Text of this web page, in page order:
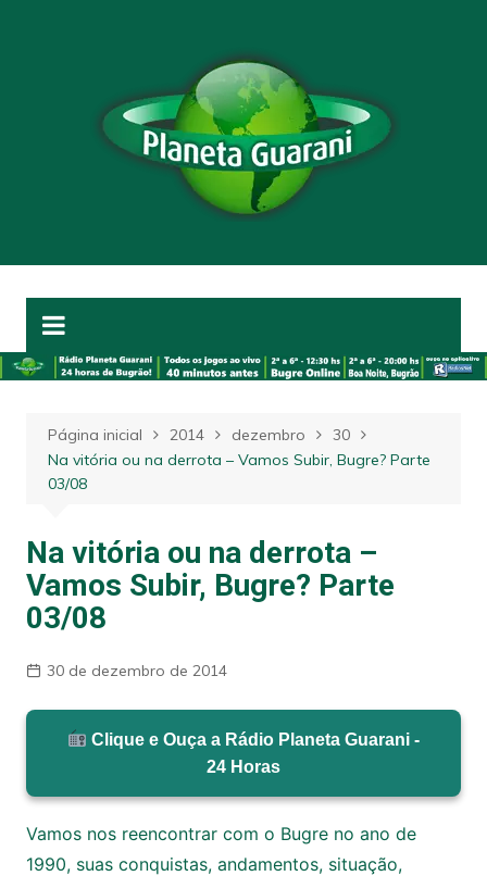
Página inicial 2014 dezembro
30
Na vitória ou na derrota – Vamos Subir, Bugre? Parte
03/08
Na vitória ou na derrota –
Vamos Subir, Bugre? Parte
03/08
30 de dezembro de 2014
Clique e Ouça a Rádio Planeta Guarani -
24 Horas
Vamos nos reencontrar com o Bugre no ano de
1990, suas conquistas, andamentos, situação,